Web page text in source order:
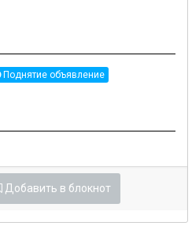
Поднятие объявление
Добавить в блокнот